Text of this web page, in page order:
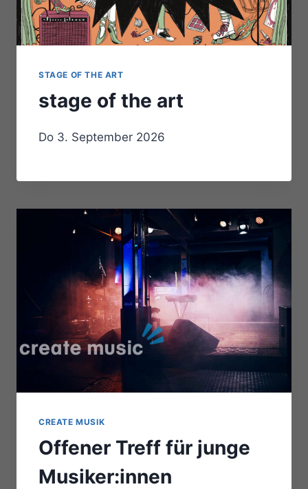
STAGE OF THE ART
stage of the art
Do 3. September 2026
CREATE MUSIK
Offener Treff für junge
Musiker:innen